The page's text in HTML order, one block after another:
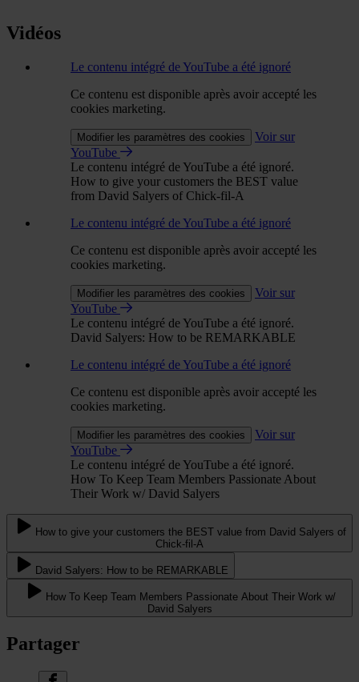
Vidéos
Le contenu intégré de YouTube a été ignoré
Ce contenu est disponible après avoir accepté les
cookies marketing.
Modifier les paramètres des cookies
Voir sur
YouTube
Le contenu intégré de YouTube a été ignoré.
How to give your customers the BEST value
from David Salyers of Chick-fil-A
Le contenu intégré de YouTube a été ignoré
Ce contenu est disponible après avoir accepté les
cookies marketing.
Modifier les paramètres des cookies
Voir sur
YouTube
Le contenu intégré de YouTube a été ignoré.
David Salyers: How to be REMARKABLE
Le contenu intégré de YouTube a été ignoré
Ce contenu est disponible après avoir accepté les
cookies marketing.
Modifier les paramètres des cookies
Voir sur
YouTube
Le contenu intégré de YouTube a été ignoré.
How To Keep Team Members Passionate About
Their Work w/ David Salyers
How to give your customers the BEST value from David Salyers of
Chick-fil-A
David Salyers: How to be REMARKABLE
How To Keep Team Members Passionate About Their Work w/
David Salyers
Partager